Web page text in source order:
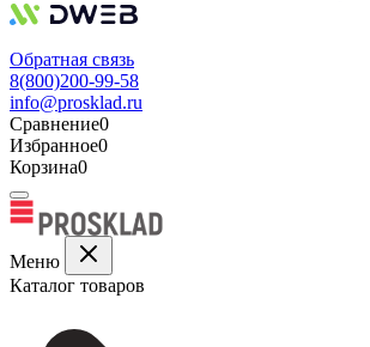
Обратная связь
8(800)200-99-58
info@prosklad.ru
Сравнение0
Избранное0
Корзина0
Меню
Каталог товаров